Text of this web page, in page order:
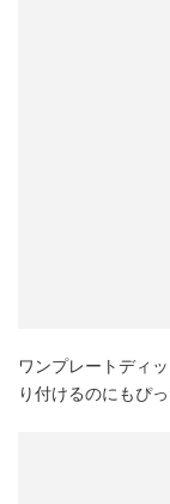
ワンプレートディ
り付けるのにもぴ